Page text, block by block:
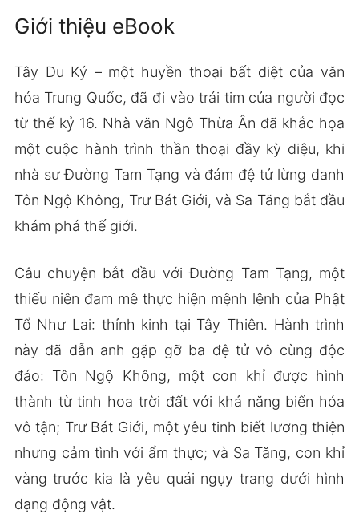
Giới thiệu eBook
Tây Du Ký – một huyền thoại bất diệt của văn
hóa Trung Quốc, đã đi vào trái tim của người đọc
từ thế kỷ 16. Nhà văn Ngô Thừa Ân đã khắc họa
một cuộc hành trình thần thoại đầy kỳ diệu, khi
nhà sư Đường Tam Tạng và đám đệ tử lừng danh
Tôn Ngộ Không, Trư Bát Giới, và Sa Tăng bắt đầu
khám phá thế giới.
Câu chuyện bắt đầu với Đường Tam Tạng, một
thiếu niên đam mê thực hiện mệnh lệnh của Phật
Tổ Như Lai: thỉnh kinh tại Tây Thiên. Hành trình
này đã dẫn anh gặp gỡ ba đệ tử vô cùng độc
đáo: Tôn Ngộ Không, một con khỉ được hình
thành từ tinh hoa trời đất với khả năng biến hóa
vô tận; Trư Bát Giới, một yêu tinh biết lương thiện
nhưng cảm tình với ẩm thực; và Sa Tăng, con khỉ
vàng trước kia là yêu quái ngụy trang dưới hình
dạng động vật.